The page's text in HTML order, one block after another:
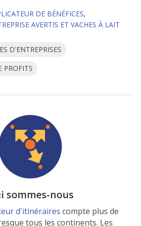
DE BÉNÉFICES,
AVERTIS ET VACHES À LAIT
D'ENTREPRISES
PROFITS
sommes-nous
d'itinéraires compte plus de
tous les continents. Les